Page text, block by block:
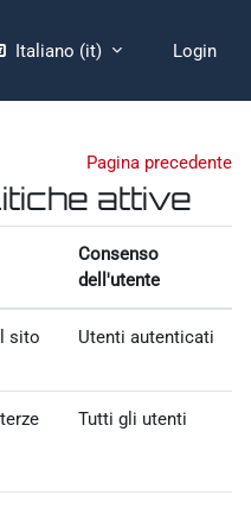
Italiano ‎(it)‎ Login
Pagina precedente
attive
Consenso
dell'utente
sito Utenti autenticati
Tutti gli utenti